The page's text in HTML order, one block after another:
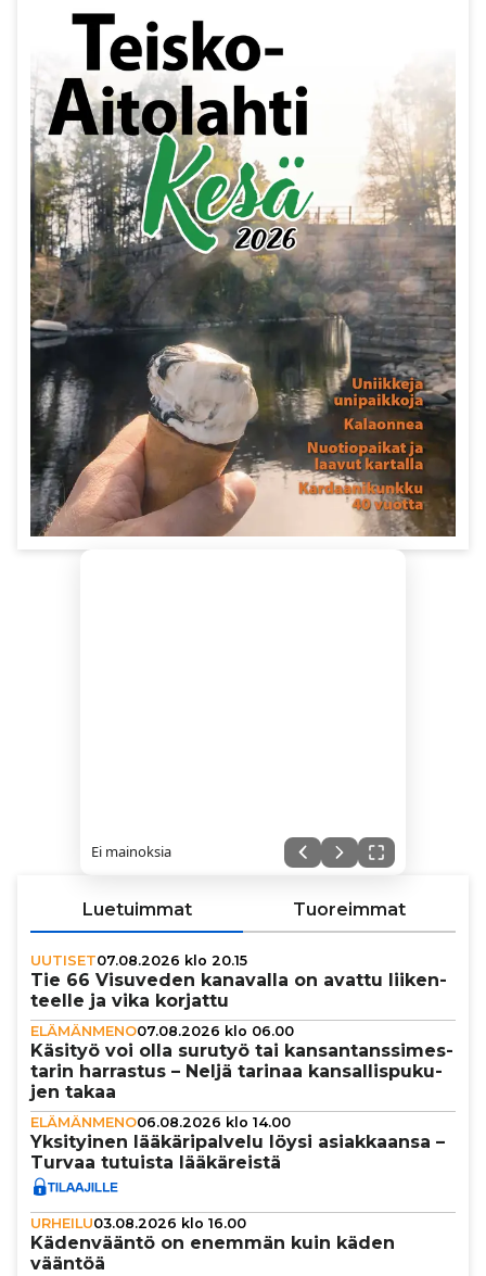
Ei mainoksia
Luetuimmat Tuoreimmat
UUTISET07.08.2026 klo 20.15
Tie 66 Visuveden kanavalla on avattu lii­ken­
teelle ja vika korjattu
ELÄMÄNMENO07.08.2026 klo 06.00
Käsityö voi olla surutyö tai kan­san­tans­si­mes­
ta­rin harrastus – Neljä tarinaa kan­sal­lis­pu­ku­
jen takaa
ELÄMÄNMENO06.08.2026 klo 14.00
Yksi­tyi­nen lää­kä­ri­pal­velu löysi asi­ak­kaansa –
Turvaa tutuista lää­kä­reistä
URHEILU03.08.2026 klo 16.00
Käden­vääntö on enemmän kuin käden
vääntöä